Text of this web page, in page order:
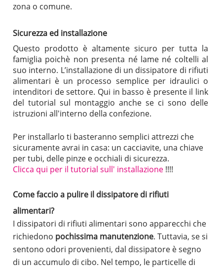
zona o comune.
Sicurezza ed installazione
Questo prodotto è altamente sicuro per tutta la
famiglia poichè non presenta né lame né coltelli al
suo interno. L’installazione di un dissipatore di rifiuti
alimentari è un processo semplice per idraulici o
intenditori de settore. Qui in basso è presente il link
del tutorial sul montaggio anche se ci sono delle
istruzioni all'interno della confezione.
Per installarlo ti basteranno semplici attrezzi che
sicuramente avrai in casa: un cacciavite, una chiave
per tubi, delle pinze e occhiali di sicurezza.
Clicca qui per il tutorial sull' installazione !!!!
Come faccio a pulire il dissipatore di rifiuti
alimentari?
I dissipatori di rifiuti alimentari sono apparecchi che
richiedono pochissima manutenzione. Tuttavia, se si
sentono odori provenienti, dal dissipatore è segno
di un accumulo di cibo. Nel tempo, le particelle di